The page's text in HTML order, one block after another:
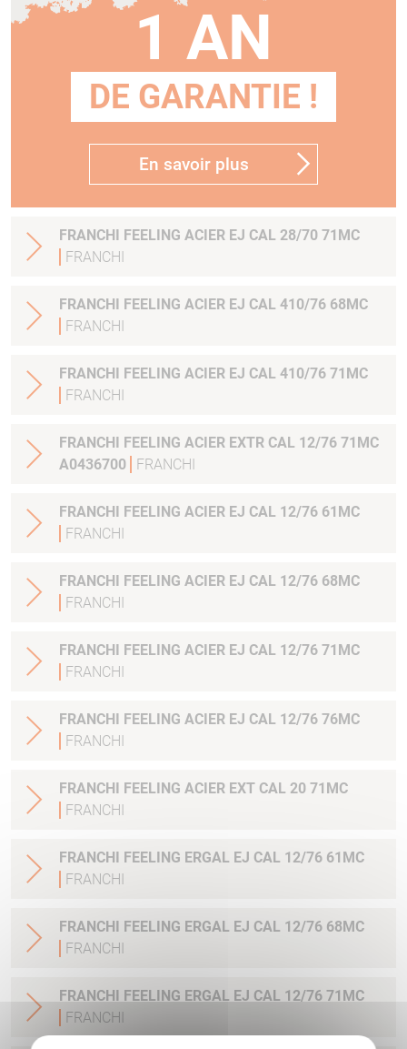
1 AN
DE GARANTIE !
En savoir plus
FRANCHI FEELING ACIER EJ CAL 28/70 71MC
FRANCHI
FRANCHI FEELING ACIER EJ CAL 410/76 68MC
FRANCHI
FRANCHI FEELING ACIER EJ CAL 410/76 71MC
FRANCHI
FRANCHI FEELING ACIER EXTR CAL 12/76 71MC
A0436700
FRANCHI
FRANCHI FEELING ACIER EJ CAL 12/76 61MC
FRANCHI
FRANCHI FEELING ACIER EJ CAL 12/76 68MC
FRANCHI
FRANCHI FEELING ACIER EJ CAL 12/76 71MC
FRANCHI
FRANCHI FEELING ACIER EJ CAL 12/76 76MC
FRANCHI
FRANCHI FEELING ACIER EXT CAL 20 71MC
FRANCHI
FRANCHI FEELING ERGAL EJ CAL 12/76 61MC
FRANCHI
FRANCHI FEELING ERGAL EJ CAL 12/76 68MC
FRANCHI
FRANCHI FEELING ERGAL EJ CAL 12/76 71MC
FRANCHI